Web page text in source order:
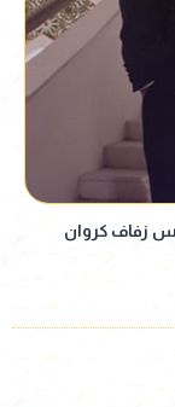
زفاف كروان